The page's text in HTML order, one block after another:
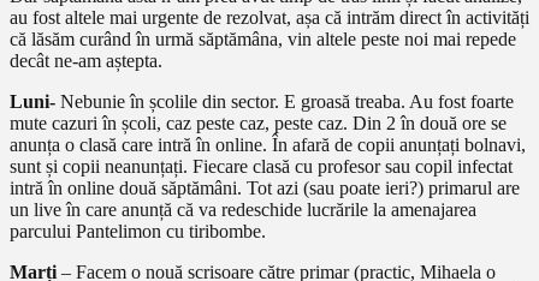
au fost altele mai urgente de rezolvat, așa că intrăm direct în activități
că lăsăm curând în urmă săptămâna, vin altele peste noi mai repede
decât ne-am aștepta.
Luni- Nebunie în școlile din sector. E groasă treaba. Au fost foarte
mute cazuri în școli, caz peste caz, peste caz. Din 2 în două ore se
anunța o clasă care intră în online. În afară de copii anunțați bolnavi,
sunt și copii neanunțați. Fiecare clasă cu profesor sau copil infectat
intră în online două săptămâni. Tot azi (sau poate ieri?) primarul are
un live în care anunță că va redeschide lucrările la amenajarea
parcului Pantelimon cu tiribombe.
Marți – Facem o nouă scrisoare către primar (practic, Mihaela o